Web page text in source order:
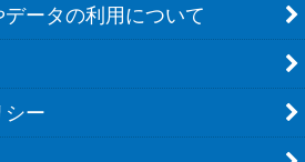
ータの利用について
シー